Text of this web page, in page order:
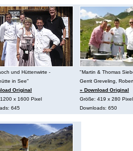
und Hüttenwirte -
in See"
Original
x 1600 Pixel
645
"Martin & Thomas
Gerrit Greveling,
» Download Original
Größe: 419 x 280 Pixel
Downloads: 650